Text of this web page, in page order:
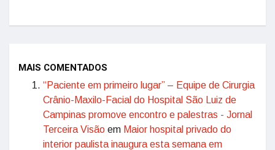
MAIS COMENTADOS
“Paciente em primeiro lugar” – Equipe de Cirurgia
Crânio-Maxilo-Facial do Hospital São Luiz de
Campinas promove encontro e palestras - Jornal
Terceira Visão em Maior hospital privado do
interior paulista inaugura esta semana em